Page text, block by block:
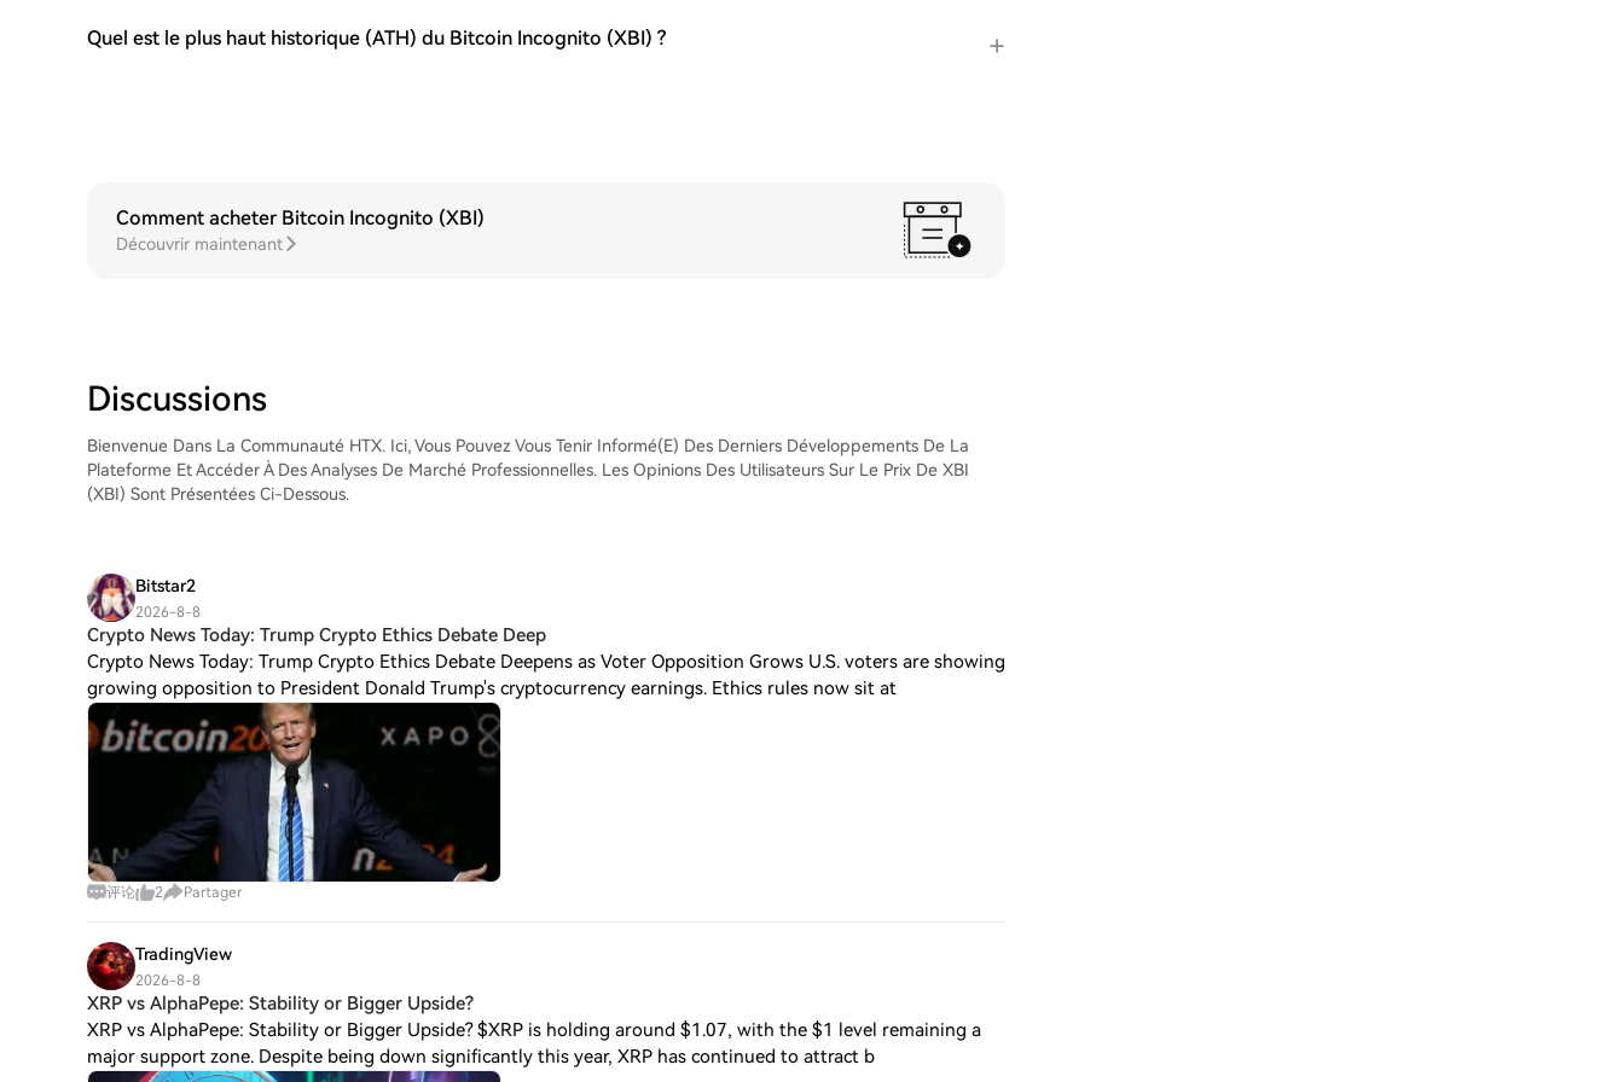
Quel est le plus haut historique (ATH) du Bitcoin Incognito (XBI) ?
Comment acheter Bitcoin Incognito (XBI)
Découvrir maintenant
Discussions
Bienvenue Dans La Communauté HTX. Ici, Vous Pouvez Vous Tenir Informé(e) Des Derniers Développements De La
Plateforme Et Accéder À Des Analyses De Marché Professionnelles. Les Opinions Des Utilisateurs Sur Le Prix De XBI
(XBI) Sont Présentées Ci-Dessous.
Bitstar2
2026-8-8
Crypto News Today: Trump Crypto Ethics Debate Deep
Crypto News Today: Trump Crypto Ethics Debate Deepens as Voter Opposition Grows U.S. voters are showing
growing opposition to President Donald Trump's cryptocurrency earnings. Ethics rules now sit at
评论 2 Partager
TradingView
2026-8-8
XRP vs AlphaPepe: Stability or Bigger Upside?
XRP vs AlphaPepe: Stability or Bigger Upside? $XRP is holding around $1.07, with the $1 level remaining a
major support zone. Despite being down significantly this year, XRP has continued to attract b